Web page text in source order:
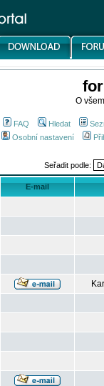
O
FAQ Hledat
Osobní nastavení
Seřadit podle:
E-mail